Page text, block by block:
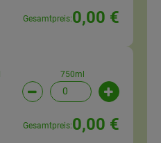
Gesamtpreis:0,00 €
750ml
Artikelanzahl verringern
Gesamtpreis:0,00 €